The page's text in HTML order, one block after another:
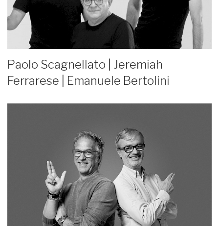
Paolo Scagnellato | Jeremiah
Ferrarese | Emanuele Bertolini